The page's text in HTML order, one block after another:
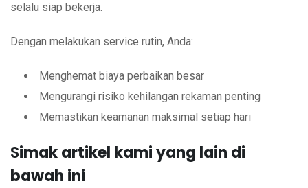
selalu siap bekerja.
Dengan melakukan service rutin, Anda:
Menghemat biaya perbaikan besar
Mengurangi risiko kehilangan rekaman penting
Memastikan keamanan maksimal setiap hari
Simak artikel kami yang lain di
bawah ini